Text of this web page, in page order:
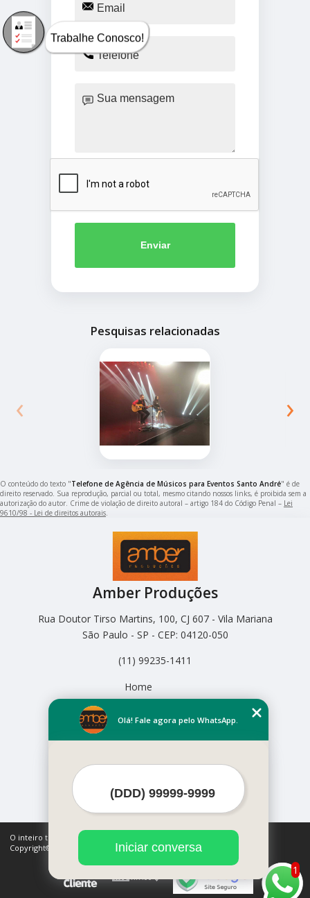
Enviar
Pesquisas relacionadas
‹ ›
O conteúdo do texto "Telefone de Agência de Músicos para Eventos Santo André" é de
direito reservado. Sua reprodução, parcial ou total, mesmo citando nossos links, é proibida sem a
autorização do autor. Crime de violação de direito autoral – artigo 184 do Código Penal – Lei
9610/98 - Lei de direitos autorais
Amber Produções
Rua Doutor Tirso Martins, 100, CJ 607 - Vila Mariana
São Paulo - SP - CEP: 04120-050
(11) 99235-1411
Home
Empresa
Missão
Mapa do site
O inteiro teor deste site está sujeito à proteção de direitos autorais.
Copyright© Amber Produções (Lei 9610 de 19/02/1998)
1
Olá! Fale agora pelo WhatsApp.
Iniciar conversa
Trabalhe Conosco!